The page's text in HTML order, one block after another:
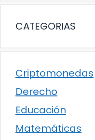
CATEGORIAS
Criptomonedas
Derecho
Educación
Matemáticas